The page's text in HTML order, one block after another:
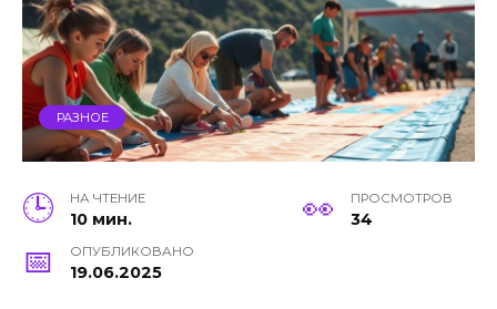
РАЗНОЕ
НА ЧТЕНИЕ
10 мин.
ПРОСМОТРОВ
34
ОПУБЛИКОВАНО
19.06.2025